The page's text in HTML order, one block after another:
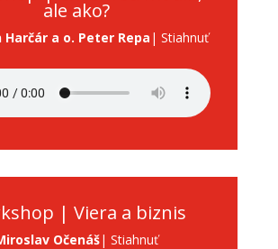
ale ako?
a o. Peter Repa | Stiahnuť
| Viera a biznis
Očenáš| Stiahnuť